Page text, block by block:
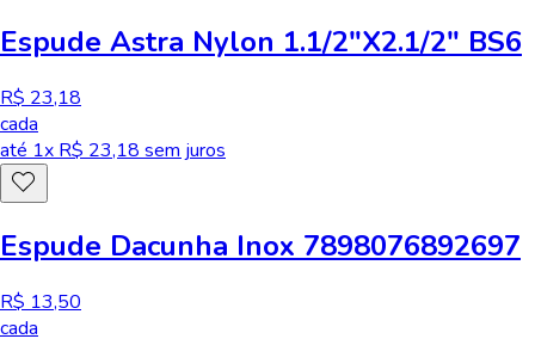
Espude Astra Nylon 1.1/2"X2.1/2" BS6
R$ 23,18
cada
até 1x R$ 23,18 sem juros
Espude Dacunha Inox 7898076892697
R$ 13,50
cada